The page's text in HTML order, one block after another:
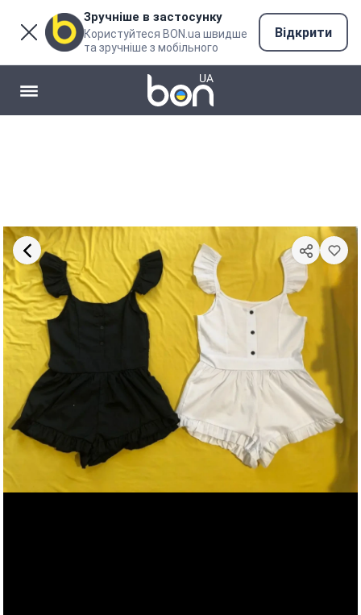
Зручніше в застосунку
Користуйтеся BON.ua швидше
та зручніше з мобільного
Відкрити